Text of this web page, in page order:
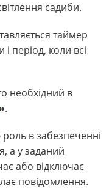
садиби.
таймер
період, коли всі
необхідний в
».
в забезпеченні
а у заданий
або відключає
повідомлення.